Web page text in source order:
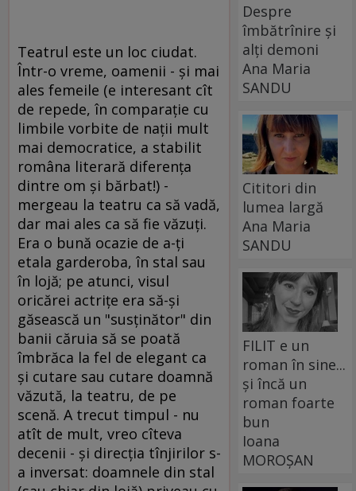
Teatrul este un loc ciudat.
Într-o vreme, oamenii - şi mai
ales femeile (e interesant cît
de repede, în comparaţie cu
limbile vorbite de naţii mult
mai democratice, a stabilit
româna literară diferenţa
dintre om şi bărbat!) -
mergeau la teatru ca să vadă,
dar mai ales ca să fie văzuţi.
Era o bună ocazie de a-ţi
etala garderoba, în stal sau
în lojă; pe atunci, visul
oricărei actriţe era să-şi
găsească un "susţinător" din
banii căruia să se poată
îmbrăca la fel de elegant ca
şi cutare sau cutare doamnă
văzută, la teatru, de pe
scenă. A trecut timpul - nu
atît de mult, vreo cîteva
decenii - şi direcţia tînjirilor s-
a inversat: doamnele din stal
Despre
îmbătrînire și
alți demoni
Ana Maria
SANDU
Cititori din
lumea largă
Ana Maria
SANDU
FILIT e un
roman în sine...
și încă un
roman foarte
bun
Ioana
MOROȘAN